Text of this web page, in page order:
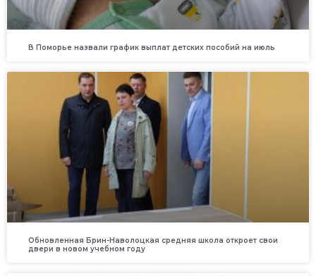
В Поморье назвали график выплат детских пособий на июль
Обновленная Брин-Наволоцкая средняя школа откроет свои
двери в новом учебном году